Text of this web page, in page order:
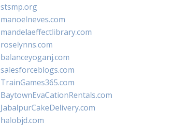
stsmp.org
manoelneves.com
mandelaeffectlibrary.com
roselynns.com
balanceyoganj.com
salesforceblogs.com
TrainGames365.com
BaytownEvaCationRentals.com
JabalpurCakeDelivery.com
halobjd.com